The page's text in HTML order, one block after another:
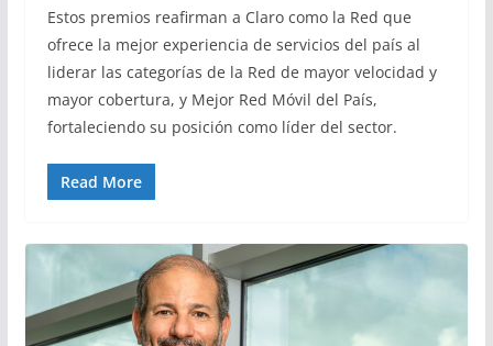
Estos premios reafirman a Claro como la Red que
ofrece la mejor experiencia de servicios del país al
liderar las categorías de la Red de mayor velocidad y
mayor cobertura, y Mejor Red Móvil del País,
fortaleciendo su posición como líder del sector.
Read More